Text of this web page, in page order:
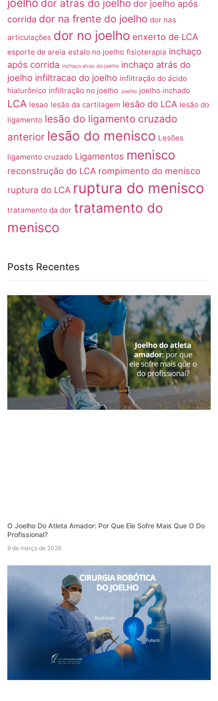
dor atrás do joelho dor joelho após
corrida dor na frente do joelho dor nas
articulações dor no joelho enxerto de LCA
esporte de areia estalo no joelho fisioterapia inchaço
após corrida inchaço atras do joelho inchaço atrás do
joelho infiltracao do joelho infiltração do ácido
hialurônico infiltração no joelho Joelho joelho inchado
LCA lesao lesão da cartilagem lesão do LCA lesão do
ligamento lesão do ligamento cruzado
anterior lesão do menisco Lesões
ligamento cruzado Ligamentos menisco
reconstrução do LCA rompimento do menisco
ruptura do LCA ruptura do menisco
tratamento da dor tratamento do
menisco
Posts Recentes
O Joelho Do Atleta Amador: Por Que Ele Sofre Mais Que O Do
Profissional?
9 de março de 2026